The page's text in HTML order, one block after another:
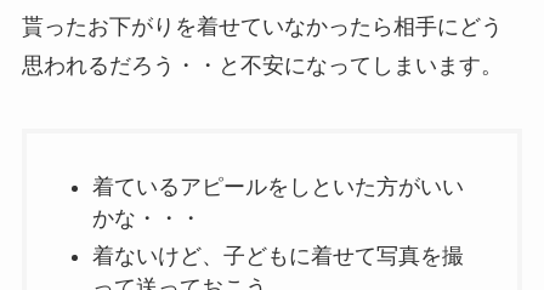
貰ったお下がりを着せていなかったら相手にどう
思われるだろう・・と不安になってしまいます。
着ているアピールをしといた方がいい
かな・・・
着ないけど、子どもに着せて写真を撮